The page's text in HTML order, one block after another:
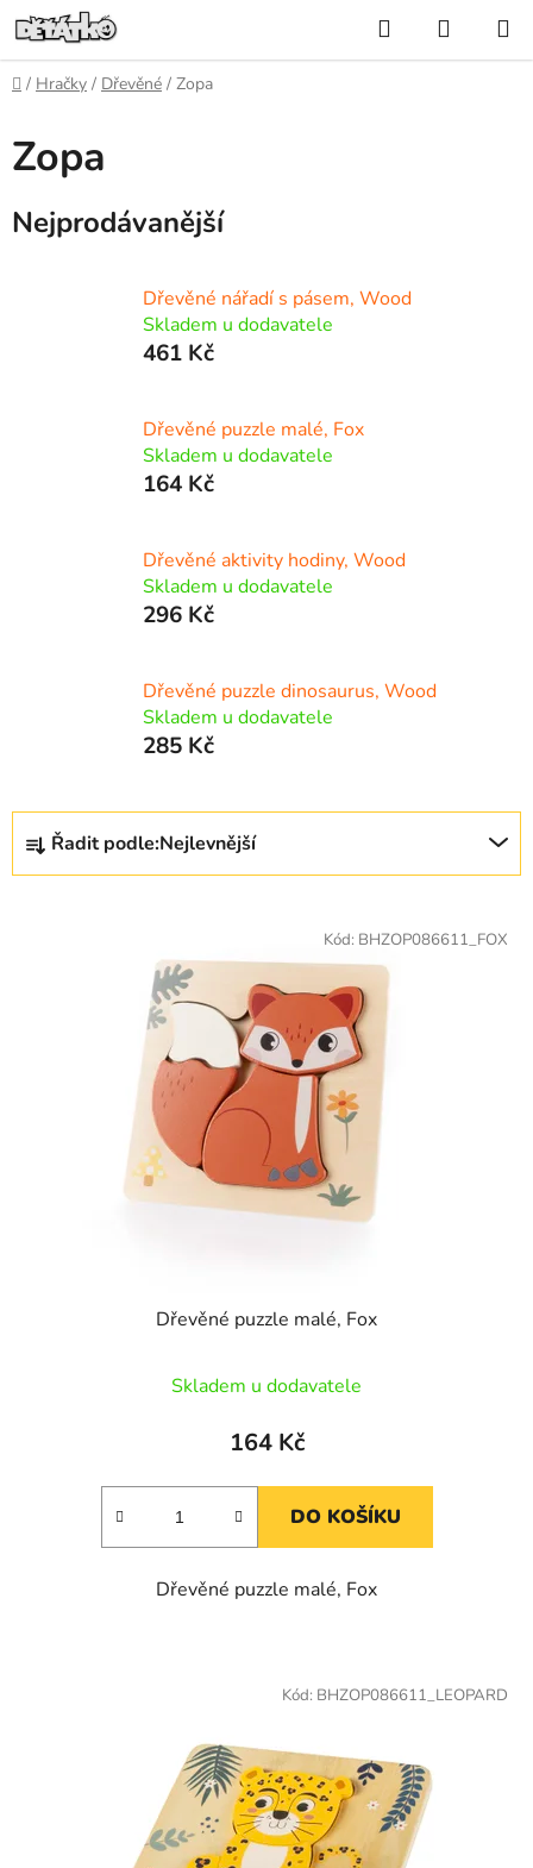
Přejít
na
obsah
Hledat
KOŠÍK
Domů
/ Hračky / Dřevěné / Zopa
Zopa
Nejprodávanější
Dřevěné nářadí s pásem, Wood
Skladem u dodavatele
461 Kč
Dřevěné puzzle malé, Fox
Skladem u dodavatele
164 Kč
Dřevěné aktivity hodiny, Wood
Skladem u dodavatele
296 Kč
Dřevěné puzzle dinosaurus, Wood
Skladem u dodavatele
285 Kč
Ř
z
Řadit podle:Nejlevnější
Dřevěné puzzle malé, Fox
Skladem u dodavatele
164 Kč
DO KOŠÍKU
Dřevěné puzzle malé, Fox
Kód: BHZOP086611_FOX
Kód: BHZOP086611_LEOPARD